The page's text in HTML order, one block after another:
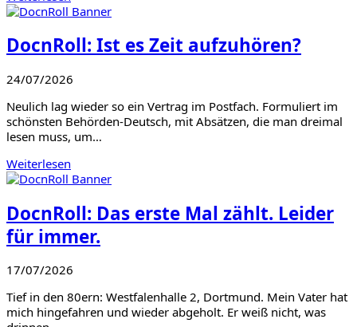
DocnRoll: Ist es Zeit aufzuhören?
24/07/2026
Neulich lag wieder so ein Vertrag im Postfach. Formuliert im
schönsten Behörden-Deutsch, mit Absätzen, die man dreimal
lesen muss, um…
Weiterlesen
DocnRoll: Das erste Mal zählt. Leider
für immer.
17/07/2026
Tief in den 80ern: Westfalenhalle 2, Dortmund. Mein Vater hat
mich hingefahren und wieder abgeholt. Er weiß nicht, was